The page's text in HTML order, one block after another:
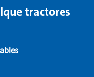
tractores